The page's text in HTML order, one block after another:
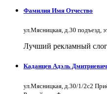
Фамилия Имя Отчество
ул.Мясницкая, д.30 подъезд,
Лучший рекламный
Каданцев Адэль Дмитриевич
ул.Мясницкая, д.30/1/2с2